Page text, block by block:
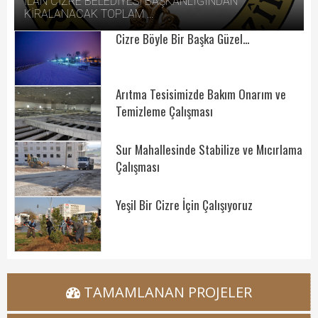
Faaliyet Raporu
Başvuru Rehberi
Meclis Kararları
İhale İlanları
Vefat Edenler
Telefon Rehberi
İlçemiz
Muhtarlıklar
KİRALANACAK TOPLAM ...
Cizre Böyle Bir Başka Güzel...
Arıtma Tesisimizde Bakım Onarım ve
Temizleme Çalışması
Sur Mahallesinde Stabilize ve Mıcırlama
Çalışması
Yeşil Bir Cizre İçin Çalışıyoruz
TAMAMLANAN PROJELER